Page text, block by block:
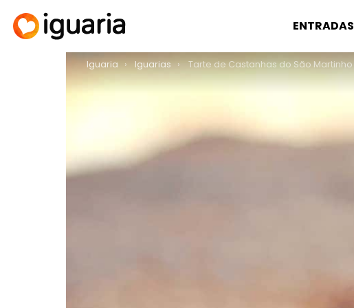
ENTRADAS
You are here:
Iguaria Iguarias Tarte de Castanhas do São Martinho